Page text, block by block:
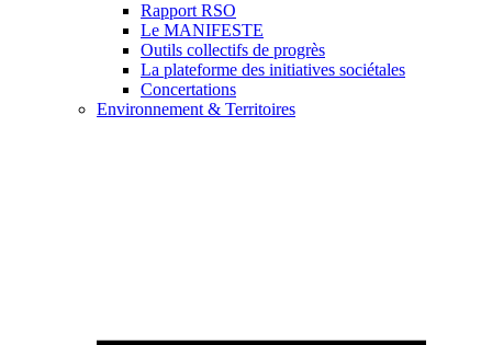
Rapport RSO
Le MANIFESTE
Outils collectifs de progrès
La plateforme des initiatives sociétales
Concertations
Environnement & Territoires